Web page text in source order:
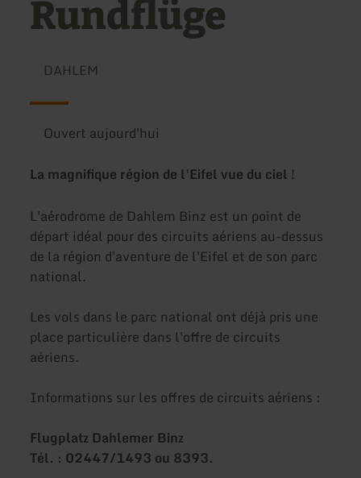
Rundflüge
DAHLEM
Ouvert aujourd'hui
La magnifique région de l'Eifel vue du ciel !
L'aérodrome de Dahlem Binz est un point de
départ idéal pour des circuits aériens au-dessus
de la région d'aventure de l'Eifel et de son parc
national.
Les vols dans le parc national ont déjà pris une
place particulière dans l'offre de circuits
aériens.
Informations sur les offres de circuits aériens :
Flugplatz Dahlemer Binz
Tél. : 02447/1493 ou 8393.